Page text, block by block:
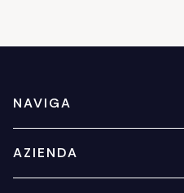
NAVIGA
AZIENDA